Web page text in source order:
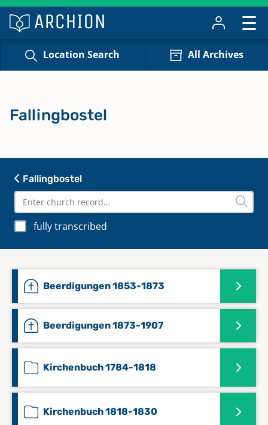
Location Search All Archives
Fallingbostel
fully transcribed
Beerdigungen 1853-1873
Beerdigungen 1873-1907
Kirchenbuch 1784-1818
Kirchenbuch 1818-1830
Fallingbostel